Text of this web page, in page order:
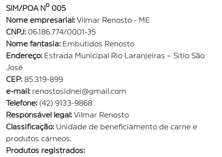
SIM/POA Nº 005
Nome empresarial: Vilmar Renosto - ME
CNPJ: 06.186.774/0001-35
Nome fantasia: Embutidos Renosto
Endereço: Estrada Municipal Rio Laranjeiras – Sítio São
José
CEP: 85.319-899
e-mail: renostosidnei@gmail.com
Telefone: (42) 9133-9868
Responsável legal: Vilmar Renosto
Classificação: Unidade de beneficiamento de carne e
produtos cárneos.
Produtos registrados: